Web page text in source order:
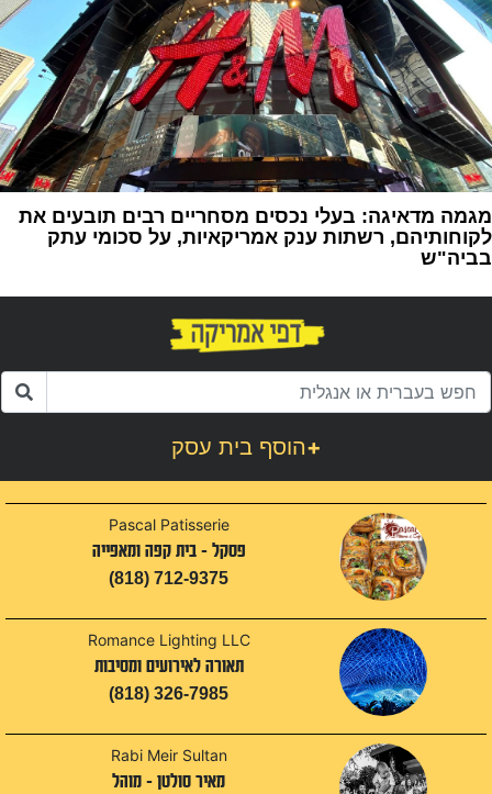
מגמה מדאיגה: בעלי נכסים מסחריים רבים תובעים את
לקוחותיהם, רשתות ענק אמריקאיות, על סכומי עתק
בביה"ש
הוסף בית עסק+
Pascal Patisserie
פסקל - בית קפה ומאפייה
(818) 712-9375
Romance Lighting LLC
תאורה לאירועים ומסיבות
(818) 326-7985
Rabi Meir Sultan
מאיר סולטן - מוהל